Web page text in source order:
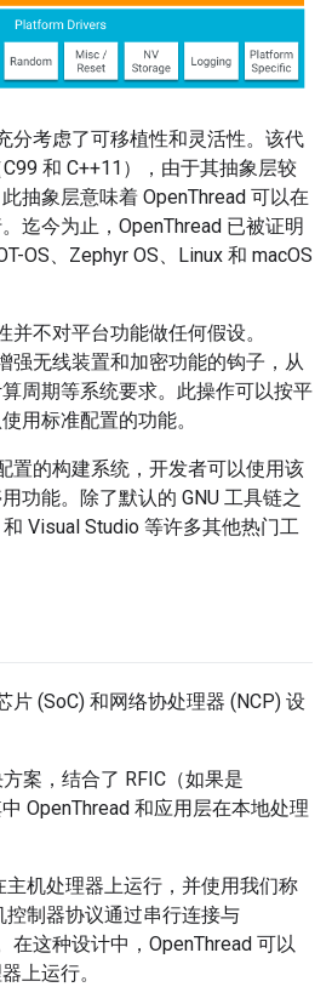
分考虑了可移植性和灵活性。该代
和 C++11），由于其抽象层较
抽象层意味着 OpenThread 可以在
迄今为止，OpenThread 已被证明
OS、Zephyr OS、Linux 和 macOS
并不对平台功能做任何假设。
强无线装置和加密功能的钩子，从
周期等系统要求。此操作可以按平
用标准配置的功能。
置的构建系统，开发者可以使用该
功能。除了默认的 GNU 工具链之
Visual Studio 等许多其他热门工
片 (SoC) 和网络协处理器 (NCP) 设
案，结合了 RFIC（如果是
OpenThread 和应用层在本地处理
主机处理器上运行，并使用我们称
控制器协议通过串行连接与
在这种设计中，OpenThread 可以
上运行。